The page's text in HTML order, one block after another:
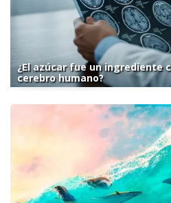
¿El azúcar fue un ingrediente
cerebro humano?